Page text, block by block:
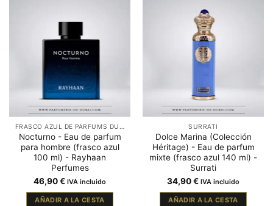
Nocturno - Eau de parfum
para hombre (frasco azul
100 ml) - Rayhaan
Perfumes
46,90€ IVA incluido
AÑADIR A LA CESTA
SURRATI
Dolce Marina (Colección
Héritage) - Eau de parfum
mixte (frasco azul 140 ml) -
Surrati
34,90€ IVA incluido
AÑADIR A LA CESTA